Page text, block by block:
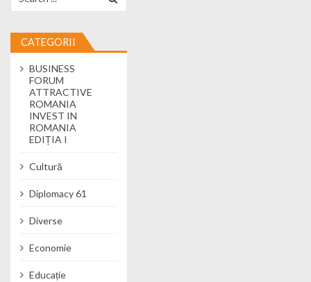
CATEGORII
BUSINESS
FORUM
ATTRACTIVE
ROMANIA
INVEST IN
ROMANIA
EDIȚIA I
Cultură
Diplomacy 61
Diverse
Economie
Educație